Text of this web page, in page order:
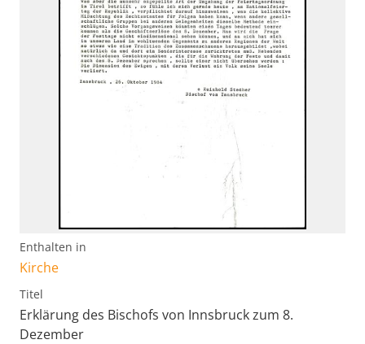
Enthalten in
Kirche
Titel
Erklärung des Bischofs von Innsbruck zum 8.
Dezember